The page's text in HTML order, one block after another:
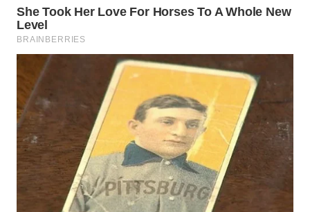
WN
KARO
SIMALUNGUN
WN
LABUHANBATU
WN
TAPANULI